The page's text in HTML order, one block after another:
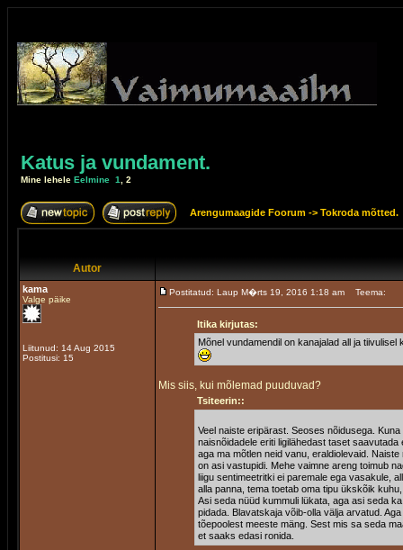
Katus ja vundament.
Mine lehele Eelmine 1 2
Arengumaagide Foorum -> Tokroda mõtted.
Autor
kama
Valge päike
Liitunud: 14 Aug 2015
Postitusi: 15
Postitatud: Laup M�rts 19, 2016 1:18 am Teema:
Itika kirjutas:
Mõnel vundamendil on kanajalad all ja
Mis siis, kui mõlemad puuduvad?
Tsiteerin::
Veel naiste eripärast. Seoses nõidusega.
naisnõidadele eriti ligilähedast taset
aga ma mõtlen neid vanu, eraldiolevaid.
on asi vastupidi. Mehe vaimne areng toimub
liigu sentimeetritki ei paremale ega vasakule,
alla panna, tema toetab oma tipu ükskõik
Asi seda nüüd kummuli lükata, aga asi seda
pidada. Blavatskaja võib-olla välja arvatud.
tõepoolest meeste mäng. Sest mis sa seda
et saaks edasi ronida.